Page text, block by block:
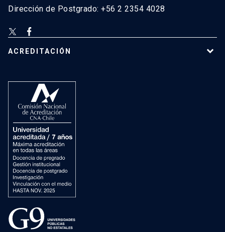
Dirección de Postgrado: +56 2 2354 4028
ACREDITACIÓN